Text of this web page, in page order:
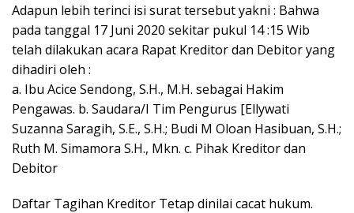
Adapun lebih terinci isi surat tersebut yakni : Bahwa
pada tanggal 17 Juni 2020 sekitar pukul 14 :15 Wib
telah dilakukan acara Rapat Kreditor dan Debitor yang
dihadiri oleh :
a. Ibu Acice Sendong, S.H., M.H. sebagai Hakim
Pengawas. b. Saudara/I Tim Pengurus [Ellywati
Suzanna Saragih, S.E., S.H.; Budi M Oloan Hasibuan, S.H.;
Ruth M. Simamora S.H., Mkn. c. Pihak Kreditor dan
Debitor
Daftar Tagihan Kreditor Tetap dinilai cacat hukum.